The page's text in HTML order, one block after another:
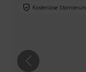
Kostenlose